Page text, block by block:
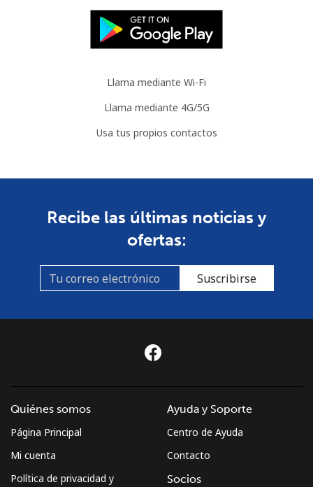
Llama mediante Wi-Fi
Llama mediante 4G/5G
Usa tus propios contactos
Recibe las últimas noticias y
ofertas:
Suscribirse
Quiénes somos
Página Principal
Mi cuenta
Política de privacidad y
Ayuda y Soporte
Centro de Ayuda
Contacto
Socios